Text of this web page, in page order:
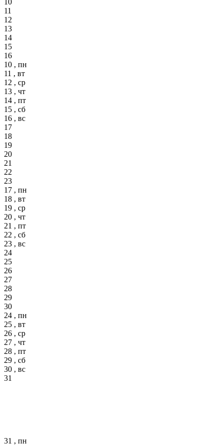
11
12
13
14
15
16
10 , пн
11 , вт
12 , ср
13 , чт
14 , пт
15 , сб
16 , вс
17
18
19
20
21
22
23
17 , пн
18 , вт
19 , ср
20 , чт
21 , пт
22 , сб
23 , вс
24
25
26
27
28
29
30
24 , пн
25 , вт
26 , ср
27 , чт
28 , пт
29 , сб
30 , вс
31
31 , пн